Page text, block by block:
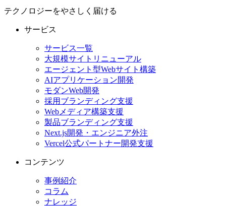
テクノロジーをやさしく届ける
サービス
サービス一覧
大規模サイトリニューアル
エージェント型Webサイト構築
AIアプリケーション開発
モダンWeb開発
採用ブランディング支援
Webメディア構築支援
製品ブランディング支援
Next.js開発・エンジニア外注
Vercel公式パートナー開発支援
コンテンツ
事例紹介
コラム
ナレッジ